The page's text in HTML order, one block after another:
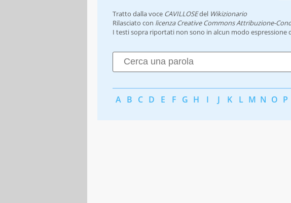
Tratto dalla voce CAVILLOSEdel Wikizionario
Rilasciato con licenza Creative Commons Attribuzione-
I testi sopra riportati non sono in alcun modo espressione
A B C D E F G H I J K L M N O P